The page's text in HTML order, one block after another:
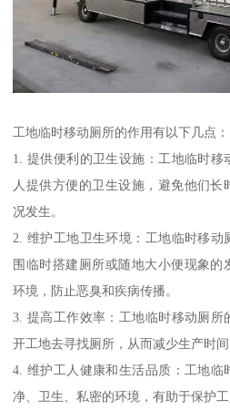
工地临时移动厕所的作用有以下几点：
1. 提供便利的卫生设施：工地临时
人提供方便的卫生设施，避免他们
况发生。
2. 维护工地卫生环境：工地临时移动
围临时搭建厕所或随地大小便现象的
环境，防止恶臭和疾病传播。
3. 提高工作效率：工地临时移动厕
开工地去寻找厕所，从而减少生产时
4. 维护工人健康和生活品质：工地
净、卫生、私密的环境，有助于保护